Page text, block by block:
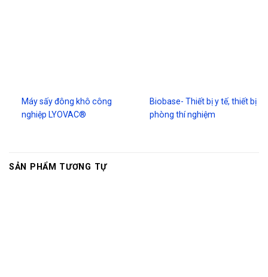
Máy sấy đông khô công
nghiệp LYOVAC®
Biobase- Thiết bị y tế, thiết bị
phòng thí nghiệm
SẢN PHẨM TƯƠNG TỰ